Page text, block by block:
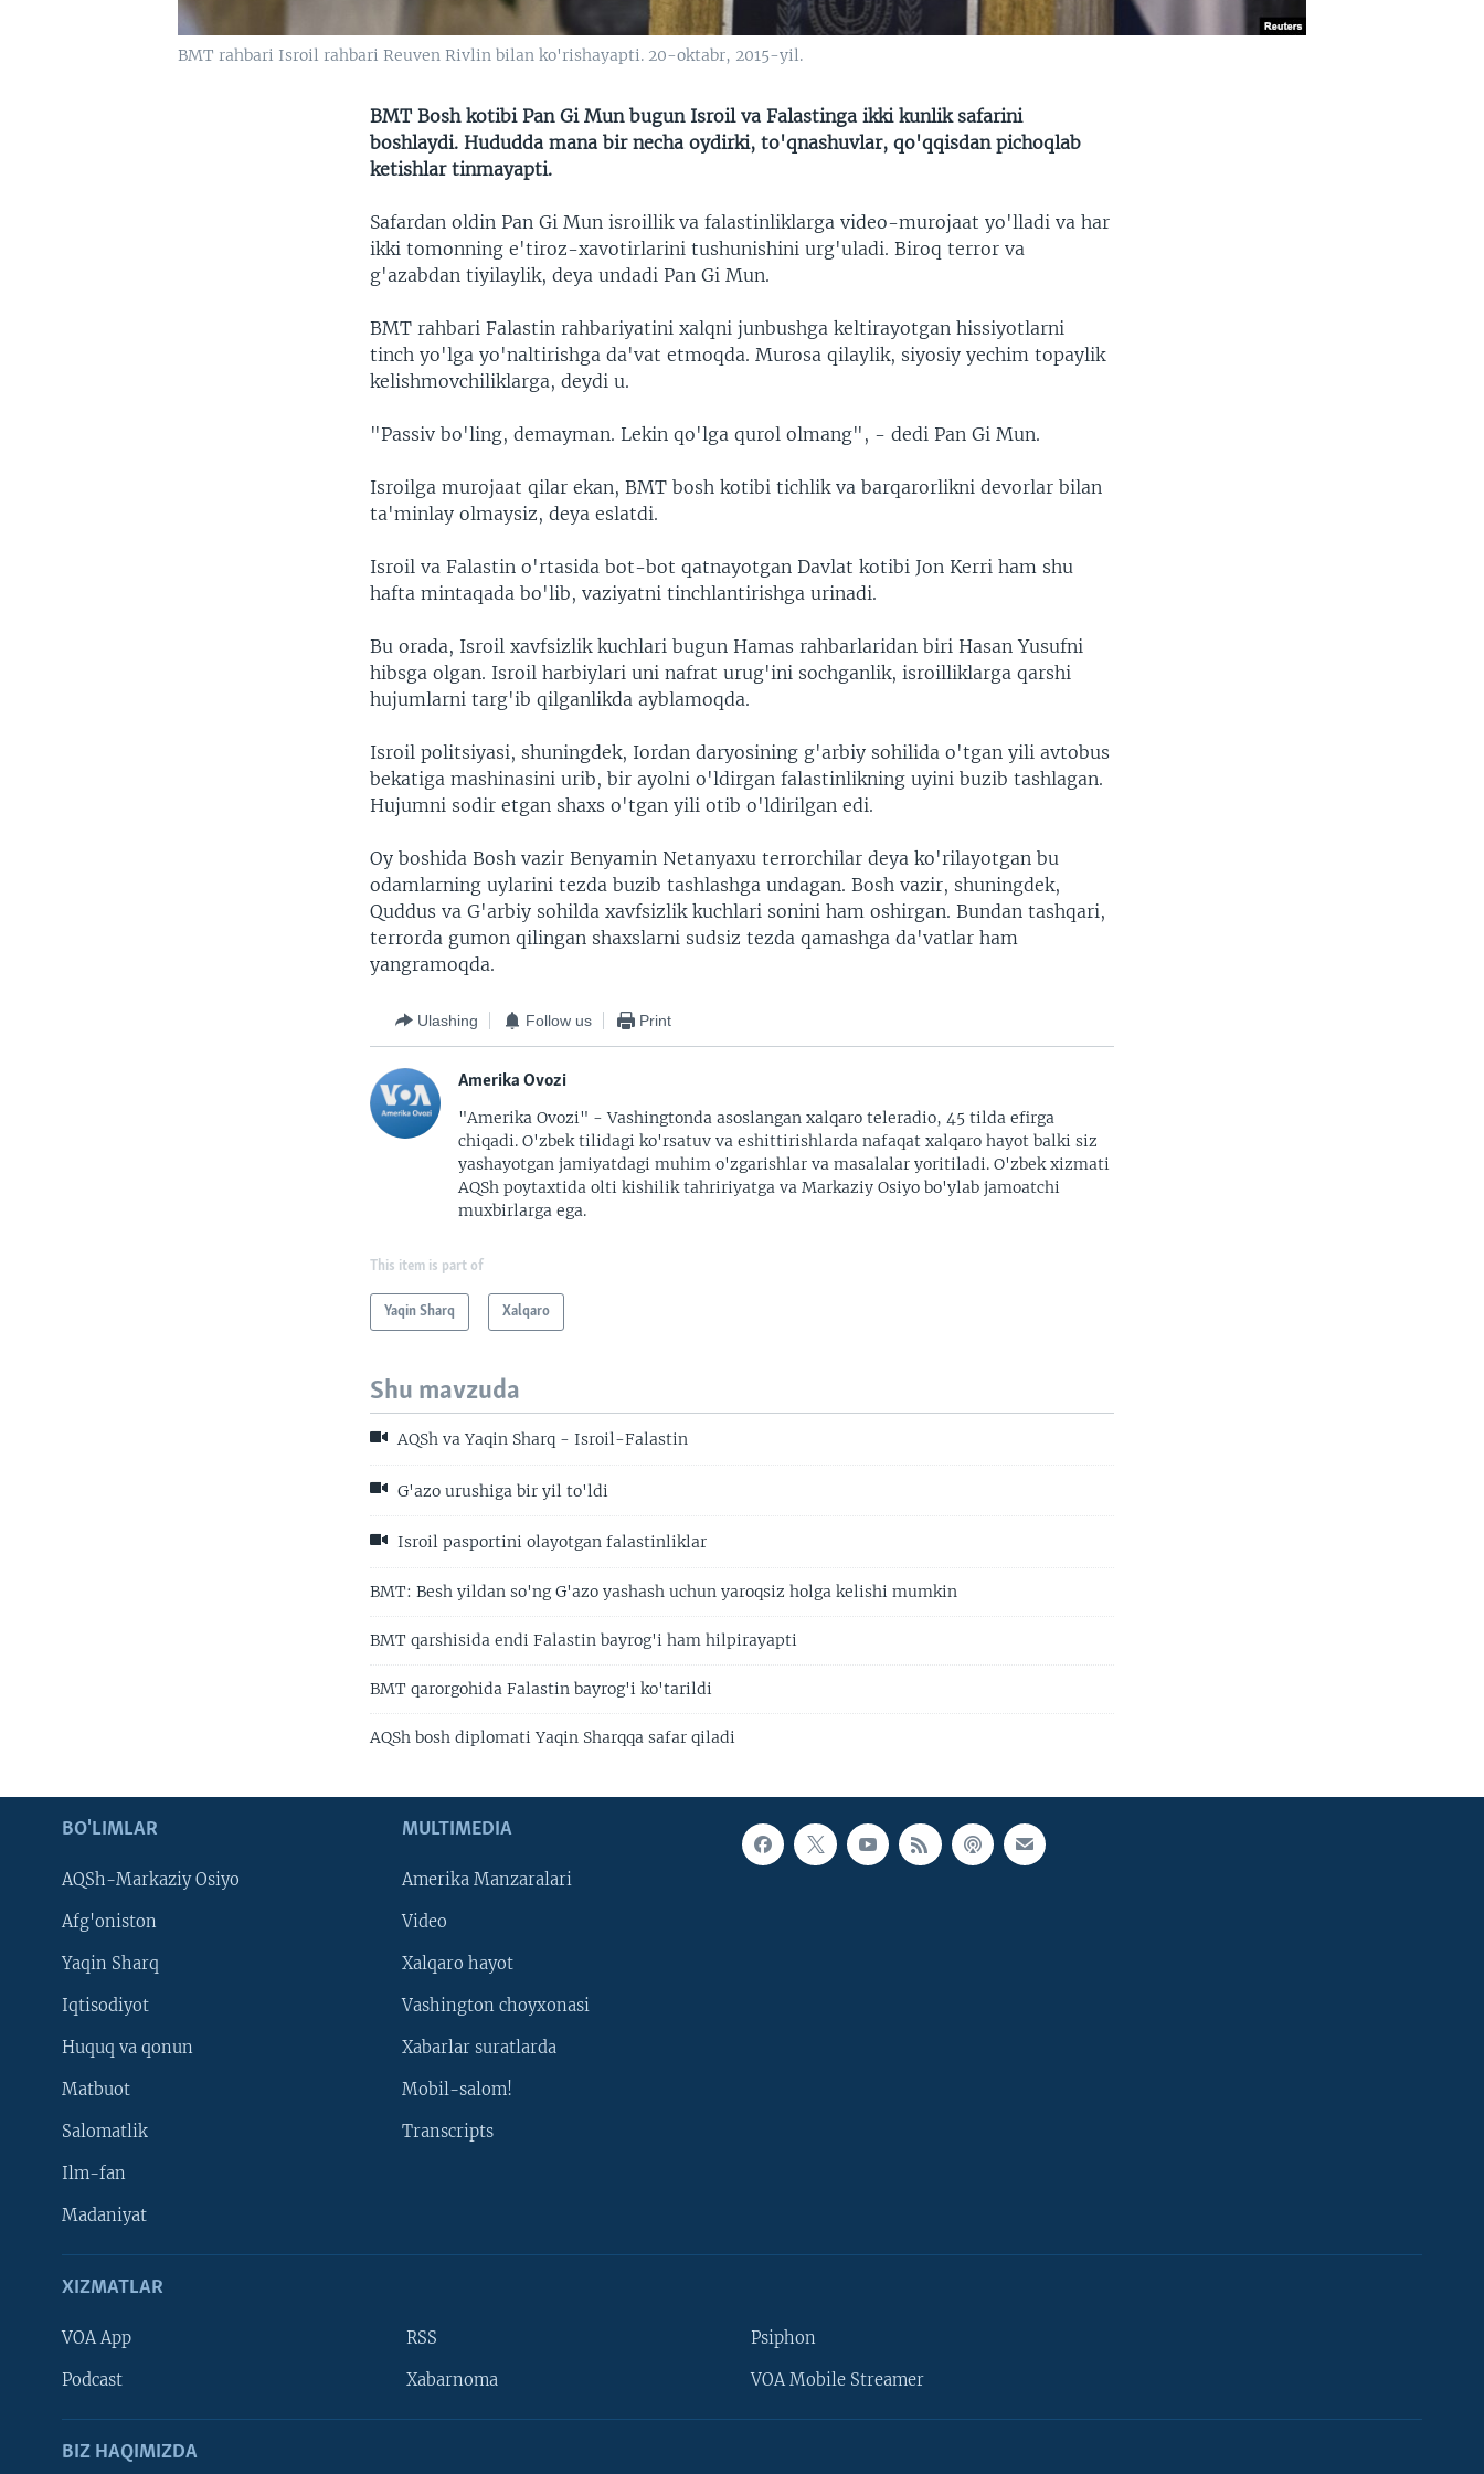
BMT rahbari Isroil rahbari Reuven Rivlin bilan ko'rishayapti. 20-oktabr, 2015-yil.
BMT Bosh kotibi Pan Gi Mun bugun Isroil va Falastinga ikki kunlik safarini
boshlaydi. Hududda mana bir necha oydirki, to'qnashuvlar, qo'qqisdan pichoqlab
ketishlar tinmayapti.
Safardan oldin Pan Gi Mun isroillik va falastinliklarga video-murojaat yo'lladi va har
ikki tomonning e'tiroz-xavotirlarini tushunishini urg'uladi. Biroq terror va
g'azabdan tiyilaylik, deya undadi Pan Gi Mun.
BMT rahbari Falastin rahbariyatini xalqni junbushga keltirayotgan hissiyotlarni
tinch yo'lga yo'naltirishga da'vat etmoqda. Murosa qilaylik, siyosiy yechim topaylik
kelishmovchiliklarga, deydi u.
"Passiv bo'ling, demayman. Lekin qo'lga qurol olmang", - dedi Pan Gi Mun.
Isroilga murojaat qilar ekan, BMT bosh kotibi tichlik va barqarorlikni devorlar bilan
ta'minlay olmaysiz, deya eslatdi.
Isroil va Falastin o'rtasida bot-bot qatnayotgan Davlat kotibi Jon Kerri ham shu
hafta mintaqada bo'lib, vaziyatni tinchlantirishga urinadi.
Bu orada, Isroil xavfsizlik kuchlari bugun Hamas rahbarlaridan biri Hasan Yusufni
hibsga olgan. Isroil harbiylari uni nafrat urug'ini sochganlik, isroilliklarga qarshi
hujumlarni targ'ib qilganlikda ayblamoqda.
Isroil politsiyasi, shuningdek, Iordan daryosining g'arbiy sohilida o'tgan yili avtobus
bekatiga mashinasini urib, bir ayolni o'ldirgan falastinlikning uyini buzib tashlagan.
Hujumni sodir etgan shaxs o'tgan yili otib o'ldirilgan edi.
Oy boshida Bosh vazir Benyamin Netanyaxu terrorchilar deya ko'rilayotgan bu
odamlarning uylarini tezda buzib tashlashga undagan. Bosh vazir, shuningdek,
Quddus va G'arbiy sohilda xavfsizlik kuchlari sonini ham oshirgan. Bundan tashqari,
terrorda gumon qilingan shaxslarni sudsiz tezda qamashga da'vatlar ham
yangramoqda.
Ulashing Follow us Print
Amerika Ovozi
"Amerika Ovozi" - Vashingtonda asoslangan xalqaro teleradio, 45 tilda efirga
chiqadi. O'zbek tilidagi ko'rsatuv va eshittirishlarda nafaqat xalqaro hayot balki siz
yashayotgan jamiyatdagi muhim o'zgarishlar va masalalar yoritiladi. O'zbek xizmati
AQSh poytaxtida olti kishilik tahririyatga va Markaziy Osiyo bo'ylab jamoatchi
muxbirlarga ega.
This item is part of
Yaqin Sharq Xalqaro
Shu mavzuda
AQSh va Yaqin Sharq - Isroil-Falastin
G'azo urushiga bir yil to'ldi
Isroil pasportini olayotgan falastinliklar
BMT: Besh yildan so'ng G'azo yashash uchun yaroqsiz holga kelishi mumkin
BMT qarshisida endi Falastin bayrog'i ham hilpirayapti
BMT qarorgohida Falastin bayrog'i ko'tarildi
AQSh bosh diplomati Yaqin Sharqqa safar qiladi
BO'LIMLAR
AQSh-Markaziy Osiyo
Afg'oniston
Yaqin Sharq
Iqtisodiyot
Huquq va qonun
Matbuot
Salomatlik
Ilm-fan
Madaniyat
MULTIMEDIA
Amerika Manzaralari
Video
Xalqaro hayot
Vashington choyxonasi
Xabarlar suratlarda
Mobil-salom!
Transcripts
XIZMATLAR
VOA App
Podcast
RSS
Xabarnoma
Psiphon
VOA Mobile Streamer
BIZ HAQIMIZDA